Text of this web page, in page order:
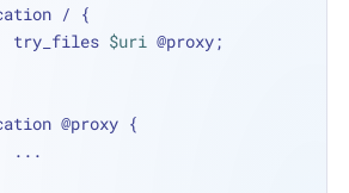
/ {
        try_files
$uri @proxy;
location @proxy {
        ...